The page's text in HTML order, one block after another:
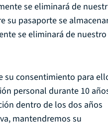
se eliminará de
su pasaporte se
se eliminará de nuestro
su consentimiento para
personal durante 10
dentro de los dos años
mantendremos su